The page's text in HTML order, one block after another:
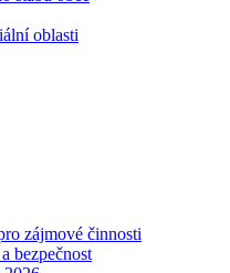
oblasti
zájmové činnosti
bezpečnost